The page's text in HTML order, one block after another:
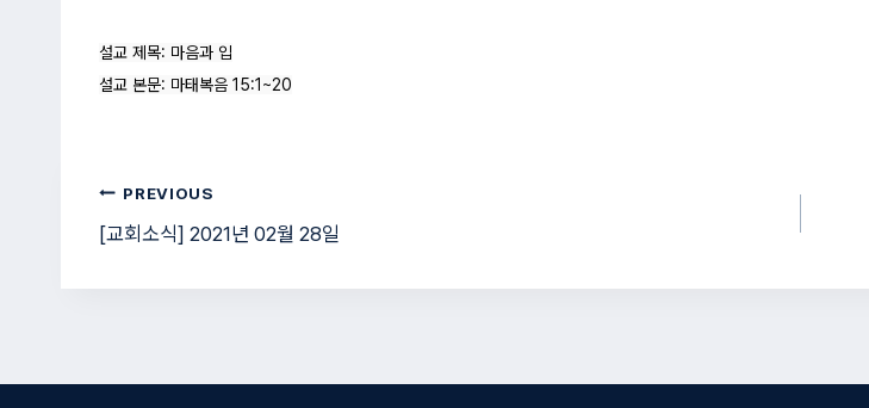
설교 제목: 마음과 입
설교 본문: 마태복음 15:1~20
글
탐
색
PREVIOUS
[교회소식] 2021년 02월 28일